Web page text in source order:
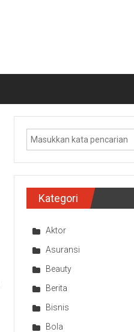
Kategori
Aktor
Asuransi
Beauty
Berita
Bisnis
Bola